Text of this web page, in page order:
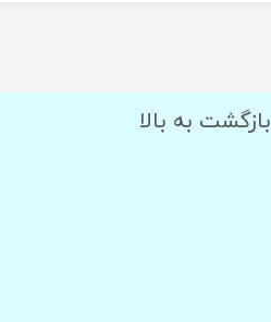
بازگشت به بالا